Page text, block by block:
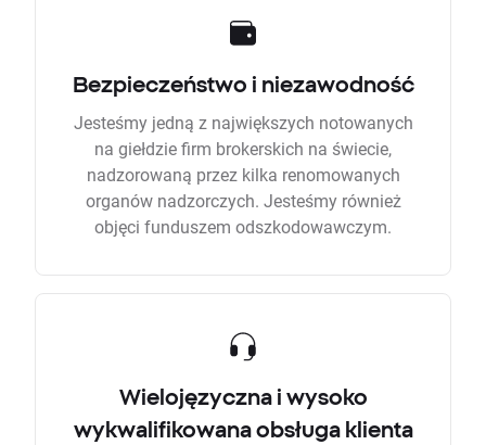
Bezpieczeństwo i niezawodność
Jesteśmy jedną z największych notowanych
na giełdzie firm brokerskich na świecie,
nadzorowaną przez kilka renomowanych
organów nadzorczych. Jesteśmy również
objęci funduszem odszkodowawczym.
Wielojęzyczna i wysoko
wykwalifikowana obsługa klienta